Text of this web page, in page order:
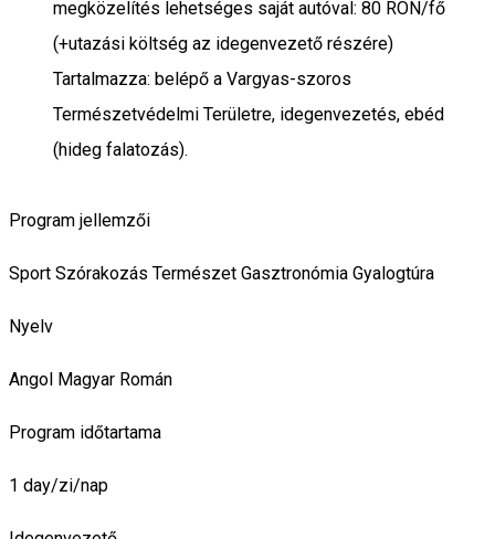
megközelítés lehetséges saját autóval: 80 RON/fő
(+utazási költség az idegenvezető részére)
Tartalmazza: belépő a Vargyas-szoros
Természetvédelmi Területre, idegenvezetés, ebéd
(hideg falatozás).
Program jellemzői
Sport Szórakozás Természet Gasztronómia Gyalogtúra
Nyelv
Angol Magyar Román
Program időtartama
1 day/zi/nap